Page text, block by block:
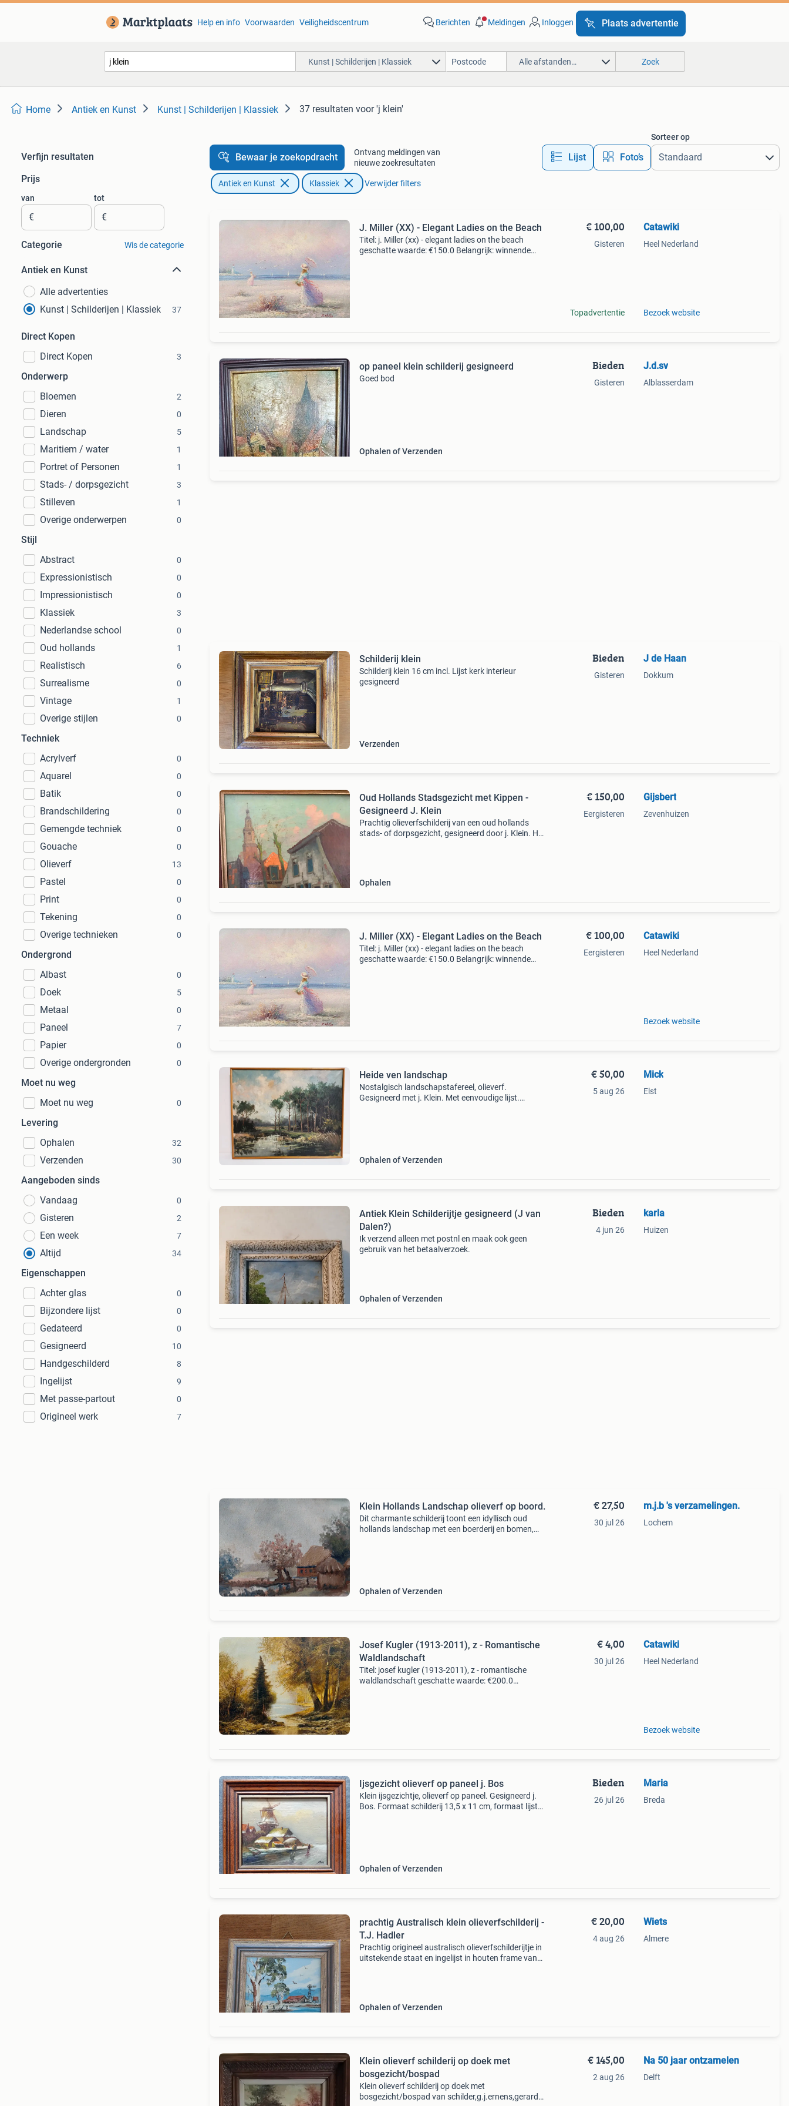
Help en info Voorwaarden Veiligheidscentrum Berichten Meldingen Inloggen Plaats advertentie
Kunst | Schilderijen | Klassiek Alle afstanden… Zoek
Home Antiek en Kunst Kunst | Schilderijen | Klassiek 37 resultaten voor 'j klein'
Verfijn resultaten
Prijs
van
€
tot
€
Categorie Wis de categorie
Antiek en Kunst
Alle advertenties
Kunst | Schilderijen | Klassiek
37
Direct Kopen
Direct Kopen
3
Onderwerp
Bloemen
2
Dieren 0
Landschap 5
Maritiem / water 1
Portret of Personen 1
Stads- / dorpsgezicht 3
Stilleven 1
Overige onderwerpen 0
Stijl
Abstract
0
Expressionistisch 0
Impressionistisch 0
Klassiek 3
Nederlandse school 0
Oud hollands 1
Realistisch 6
Surrealisme 0
Vintage 1
Overige stijlen 0
Techniek
Acrylverf
0
Aquarel 0
Batik 0
Brandschildering 0
Gemengde techniek 0
Gouache 0
Olieverf 13
Pastel 0
Print 0
Tekening 0
Overige technieken 0
Ondergrond
Albast
0
Doek 5
Metaal 0
Paneel 7
Papier 0
Overige ondergronden 0
Moet nu weg
Moet nu weg
0
Levering
Ophalen
32
Verzenden 30
Aangeboden sinds
Vandaag
0
Gisteren 2
Een week 7
Altijd 34
Eigenschappen
Achter glas
0
Bijzondere lijst 0
Gedateerd 0
Gesigneerd 10
Handgeschilderd 8
Ingelijst 9
Met passe-partout 0
Origineel werk 7
Bewaar je zoekopdracht
Ontvang meldingen van
nieuwe zoekresultaten
Lijst Foto’s
Sorteer op
Antiek en Kunst Klassiek Verwijder filters
J. Miller (XX) - Elegant Ladies on the Beach
Titel: j. Miller (xx) - elegant ladies on the beach
geschatte waarde: €150.0 Belangrijk: winnende
€ 100,00
Gisteren
Topadvertentie
Catawiki
Heel Nederland
Bezoek website
op paneel klein schilderij gesigneerd
Goed bod
Ophalen of Verzenden
Bieden
Gisteren
J.d.sv
Alblasserdam
Schilderij klein
Schilderij klein 16 cm incl. Lijst kerk interieur
gesigneerd
Verzenden
Bieden
Gisteren
J de Haan
Dokkum
Oud Hollands Stadsgezicht met Kippen -
Gesigneerd J. Klein
Prachtig olieverfschilderij van een oud hollands
stads- of dorpsgezicht, gesigneerd door j. Klein. Het
Ophalen
€ 150,00
Eergisteren
Gijsbert
Zevenhuizen
J. Miller (XX) - Elegant Ladies on the Beach
Titel: j. Miller (xx) - elegant ladies on the beach
geschatte waarde: €150.0 Belangrijk: winnende
€ 100,00
Eergisteren
Catawiki
Heel Nederland
Bezoek website
Heide ven landschap
Nostalgisch landschapstafereel, olieverf.
Gesigneerd met j. Klein. Met eenvoudige lijst.
Ophalen of Verzenden
€ 50,00
5 aug 26
Mick
Elst
Antiek Klein Schilderijtje gesigneerd (J van
Dalen?)
Ik verzend alleen met postnl en maak ook geen
gebruik van het betaalverzoek.
Ophalen of Verzenden
Bieden
4 jun 26
karla
Huizen
Klein Hollands Landschap olieverf op boord.
Dit charmante schilderij toont een idyllisch oud
hollands landschap met een boerderij en bomen,
Ophalen of Verzenden
€ 27,50
30 jul 26
m.j.b 's verzamelingen.
Lochem
Josef Kugler (1913-2011), z - Romantische
Waldlandschaft
Titel: josef kugler (1913-2011), z - romantische
waldlandschaft geschatte waarde: €200.0
€ 4,00
30 jul 26
Catawiki
Heel Nederland
Bezoek website
Ijsgezicht olieverf op paneel j. Bos
Klein ijsgezichtje, olieverf op paneel. Gesigneerd j.
Bos. Formaat schilderij 13,5 x 11 cm, formaat lijst
Ophalen of Verzenden
Bieden
26 jul 26
Maria
Breda
prachtig Australisch klein olieverfschilderij -
T.J. Hadler
Prachtig origineel australisch olieverfschilderijtje in
uitstekende staat en ingelijst in houten frame van
Ophalen of Verzenden
€ 20,00
4 aug 26
Wiets
Almere
Klein olieverf schilderij op doek met
bosgezicht/bospad
Klein olieverf schilderij op doek met
bosgezicht/bospad van schilder,g.j.ernens,gerard
€ 145,00
2 aug 26
Na 50 jaar ontzamelen
Delft